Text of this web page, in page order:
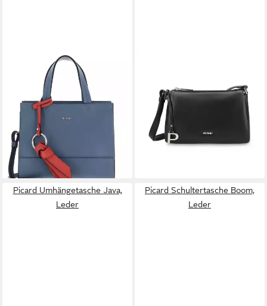
Handtasche Hand Bag, aus
echtem Leder
ab 96,05 €
lieferbar - in 2-3 Werktagen bei dir
Schultertasche Really aus
Echtleder
ab 96,75 €
-25%
lieferbar - in 2-3 Werktagen bei dir
Picard Umhängetasche Java,
Leder
Picard Schultertasche Boom,
Leder